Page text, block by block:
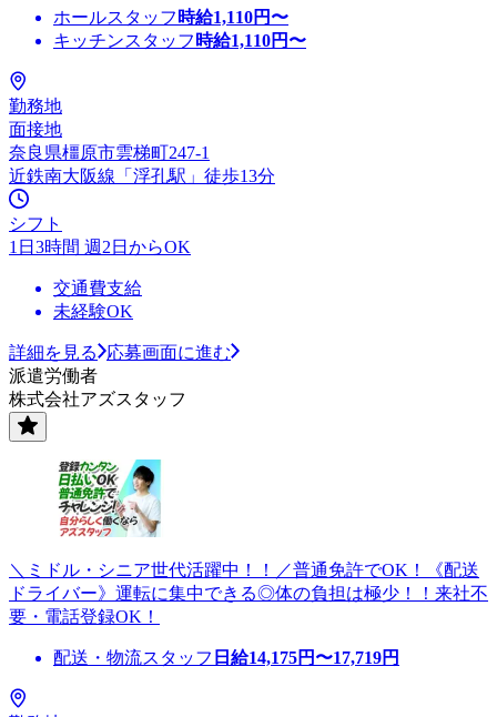
ホールスタッフ 時給1,110円〜
キッチンスタッフ 時給1,110円〜
勤務地
面接地
奈良県橿原市雲梯町247-1
近鉄南大阪線「浮孔駅」徒歩13分
シフト
1日3時間 週2日からOK
交通費支給
未経験OK
詳細を見る
応募画面に進む
派遣労働者
株式会社アズスタッフ
＼ミドル・シニア世代活躍中！！／普通免許でOK！《配送
ドライバー》運転に集中できる◎体の負担は極少！！来社不
要・電話登録OK！
配送・物流スタッフ 日給14,175円〜17,719円